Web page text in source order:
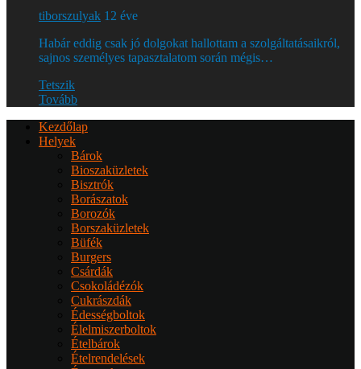
tiborszulyak 12 éve
Habár eddig csak jó dolgokat hallottam a szolgáltatásaikról,
sajnos személyes tapasztalatom során mégis…
Tetszik
Tovább
Kezdőlap
Helyek
Bárok
Bioszaküzletek
Bisztrók
Borászatok
Borozók
Borszaküzletek
Büfék
Burgers
Csárdák
Csokoládézók
Cukrászdák
Édességboltok
Élelmiszerboltok
Ételbárok
Ételrendelések